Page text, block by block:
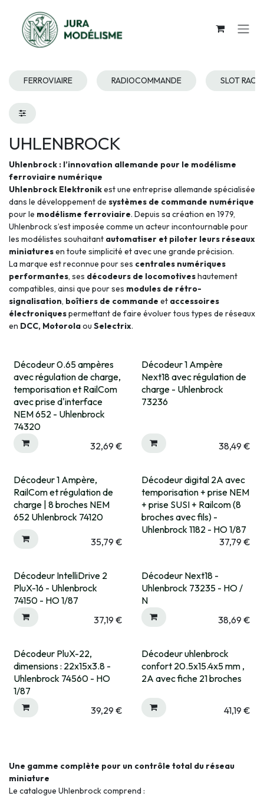
FERROVIAIRE RADIOCOMMANDE SLOT
UHLENBROCK
Uhlenbrock : l’innovation allemande pour le modélisme
ferroviaire numérique
Uhlenbrock Elektronikest une entreprise allemande spécialisée
dans le développement de systèmes de commande numérique
pour le modélisme ferroviaire. Depuis sa création en 1979,
Uhlenbrock s’est imposée comme un acteur incontournable pour
les modélistes souhaitant automatiser et piloter leurs réseaux
miniaturesen toute simplicité et avec une grande précision.
La marque est reconnue pour ses centrales numériques
performantes, ses décodeurs de locomotiveshautement
compatibles, ainsi que pour ses modules de rétro-
signalisation, boîtiers de commande et accessoires
électroniquespermettant de faire évoluer tous types de réseaux
en DCC, Motorolaou Selectrix.
Expédié sous 15 jrs
Décodeur 0.65 ampères
avec régulation de charge,
temporisation et RailCom
avec prise d'interface
NEM 652 - Uhlenbrock
74320
32,69 €
Expédié sous 15 jrs
Décodeur 1 Ampère
Next18 avec régulation de
charge - Uhlenbrock
73236
38,49 €
Décodeur 1 Ampère,
RailCom et régulation de
charge | 8 broches NEM
652 Uhlenbrock 74120
35,79 € Rupture fournisseur
Décodeur digital 2A avec
temporisation + prise NEM
+ prise SUSI + Railcom (8
broches avec fils) -
Uhlenbrock 1182 - HO 1/87
37,79 €
Expédié sous 15 jrs
Décodeur IntelliDrive 2
PluX-16 - Uhlenbrock
74150 - HO 1/87
37,19 € Expédié sous 15 jrs
Décodeur Next18 -
Uhlenbrock 73235 - HO /
N
38,69 €
Expédié sous 15 jrs
Décodeur PluX-22,
dimensions : 22x15x3.8 -
Uhlenbrock 74560 - HO
1/87
39,29 €
Décodeur uhlenbrock
confort 20.5x15.4x5 mm ,
2A avec fiche 21 broches
41,19 €
Une gamme complète pour un contrôle total du réseau
miniature
Le catalogue Uhlenbrock comprend :